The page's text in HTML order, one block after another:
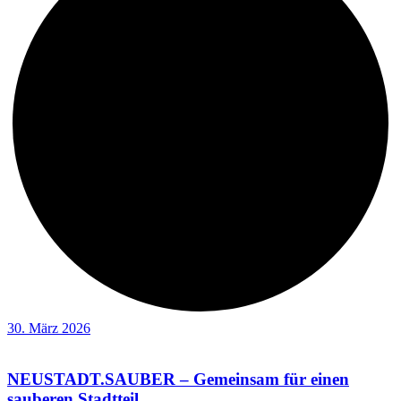
30. März 2026
NEUSTADT.SAUBER – Gemeinsam für einen